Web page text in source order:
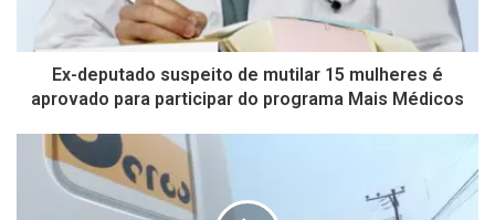
Ex-deputado suspeito de mutilar 15 mulheres é
aprovado para participar do programa Mais Médicos